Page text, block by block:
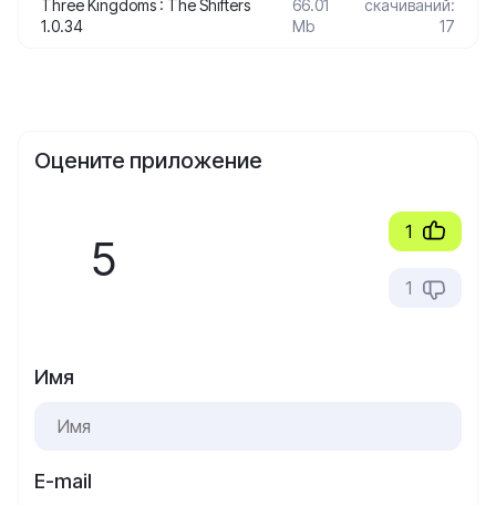
Three Kingdoms : The Shifters
1.0.34
66.01
Mb
скачиваний:
17
Оцените приложение
5 1
1
Имя
E-mail